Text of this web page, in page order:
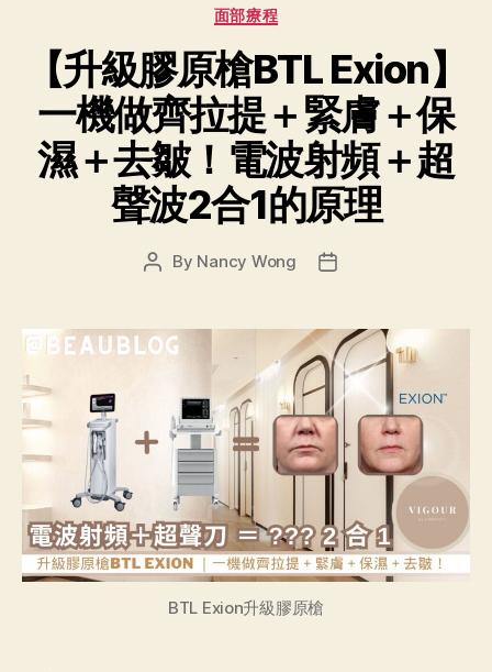
面部療程
【升級膠原槍BTL Exion】
一機做齊拉提＋緊膚＋保
濕＋去皺！電波射頻＋超
聲波2合1的原理
By Nancy Wong
BTL Exion升級膠原槍